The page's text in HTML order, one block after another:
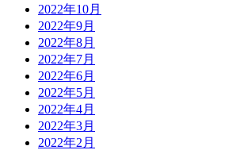
2022年10月
2022年9月
2022年8月
2022年7月
2022年6月
2022年5月
2022年4月
2022年3月
2022年2月